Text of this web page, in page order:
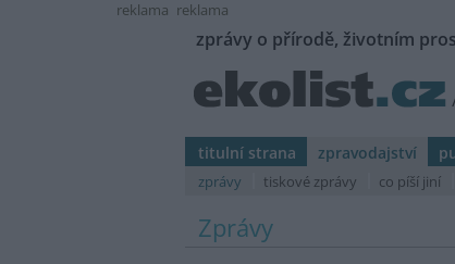
reklama reklama
zprávy o přírodě, životním
titulní strana zpravodajství
zprávy tiskové zprávy co píší jiní
Zprávy